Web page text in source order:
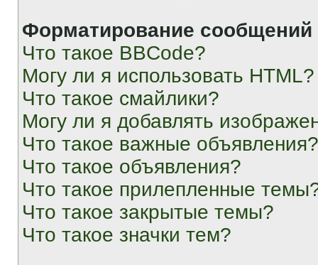
Форматирование
Что такое BBCode?
Могу ли я использовать HTML?
Что такое смайлики?
Могу ли я добавлять
Что такое важные объявления?
Что такое объявления?
Что такое прилепленные
Что такое закрытые темы?
Что такое значки тем?